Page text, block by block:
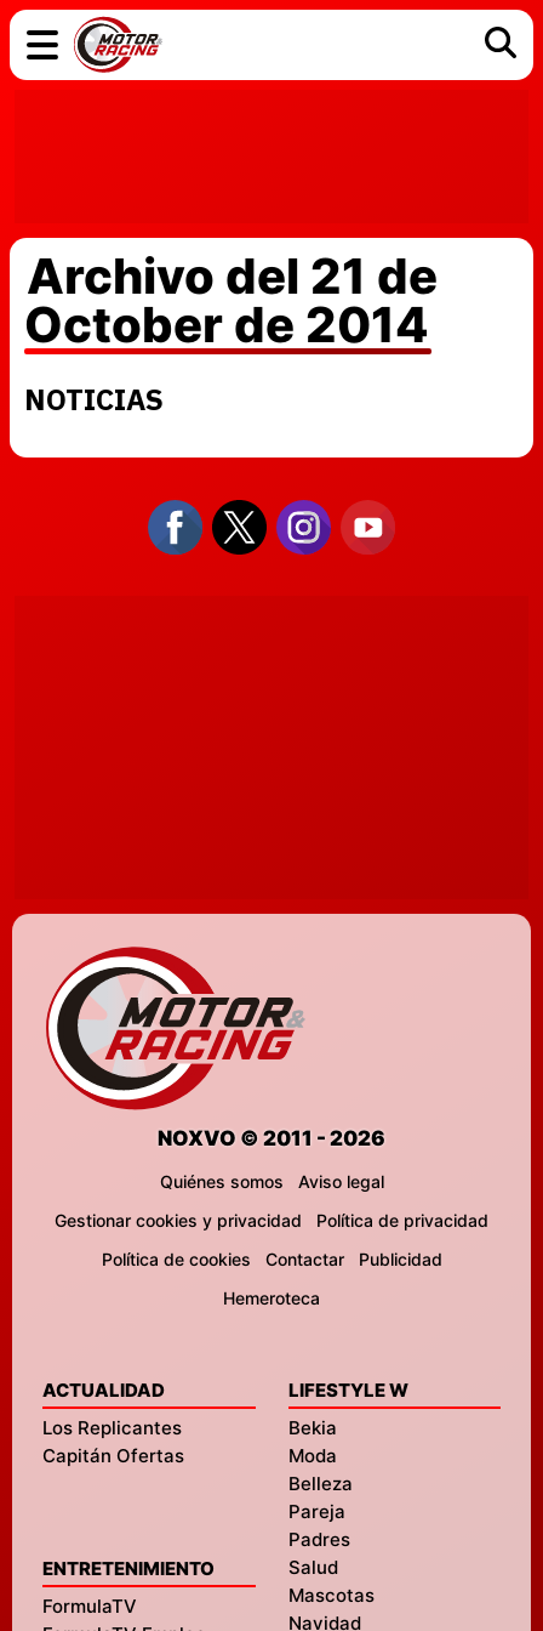
Archivo del 21 de
October de 2014
NOTICIAS
NOXVO © 2011 - 2026
Quiénes somos
Aviso legal
Gestionar cookies y privacidad
Política de privacidad
Política de cookies
Contactar
Publicidad
Hemeroteca
ACTUALIDAD
Los Replicantes
Capitán Ofertas
ENTRETENIMIENTO
FormulaTV
LIFESTYLE W
Bekia
Moda
Belleza
Pareja
Padres
Salud
Mascotas
Navidad